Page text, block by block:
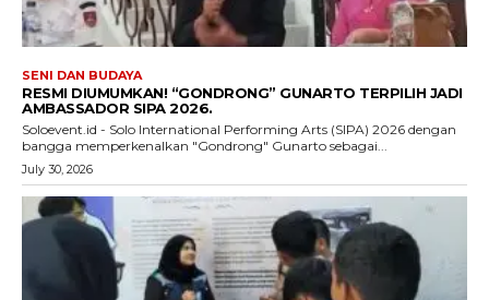
SENI DAN BUDAYA
RESMI DIUMUMKAN! “GONDRONG” GUNARTO TERPILIH JADI
AMBASSADOR SIPA 2026.
Soloevent.id - Solo International Performing Arts (SIPA) 2026 dengan
bangga memperkenalkan "Gondrong" Gunarto sebagai...
July 30, 2026